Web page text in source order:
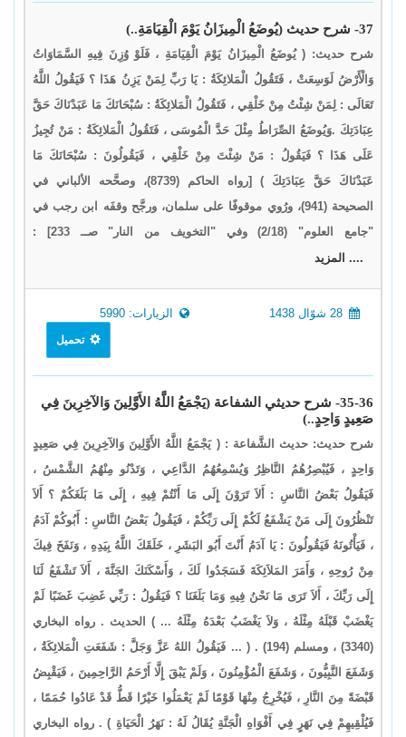
37- شرح حديث (يُوضَعُ الْمِيزَانُ يَوْمَ الْقِيَامَةِ..)
شرح حديث: ( يُوضَعُ الْمِيزَانُ يَوْمَ الْقِيَامَةِ ، فَلَوْ وُزِنَ فِيهِ السَّمَاوَاتُ
وَالْأَرْضُ لَوَسِعَتْ ، فَتَقُولُ الْمَلائِكَةُ : يَا رَبِّ لِمَنْ يَزِنُ هَذَا ؟ فَيَقُولُ اللَّهُ
تَعَالَى : لِمَنْ شِئْتُ مِنْ خَلْقِي ، فَتَقُولُ الْمَلائِكَةُ : سُبْحَانَكَ مَا عَبَدْنَاكَ حَقَّ
عِبَادَتِكَ .وَيُوضَعُ الصِّرَاطُ مِثْلَ حَدَّ الْمُوسَى ، فَتَقُولُ الْمَلائِكَةُ : مَنْ تُجِيزُ
عَلَى هَذَا ؟ فَيَقُولُ : مَنْ شِئْتَ مِنْ خَلْقِي ، فَيَقُولُونَ : سُبْحَانَكَ مَا
عَبَدْنَاكَ حَقَّ عِبَادَتِكَ ) [رواه الحاكم (8739)، وصحَّحه الألباني في
الصحيحة (941)، ورُوي موقوفًا على سلمان، ورجَّح وقفَه ابن رجب في
"جامع العلوم" (2/18) وفي "التخويف من النار" صــ 233] :
.... المزيد
الزيارات: 5990
تحميل
35-36- شرح حديثي الشفاعة (يَجْمَعُ اللَّهُ الأَوَّلِينَ وَالآخِرِينَ فِي
صَعِيدٍ وَاحِدٍ..)
شرح حديث: حديث الشَّفاعة : ( يَجْمَعُ اللَّهُ الأَوَّلِينَ وَالآخِرِينَ فِي صَعِيدٍ
وَاحِدٍ ، فَيُبْصِرُهُمُ النَّاظِرُ وَيُسْمِعُهُمُ الدَّاعِي ، وَتَدْنُو مِنْهُمُ الشَّمْسُ ،
فَيَقُولُ بَعْضُ النَّاسِ : أَلاَ تَرَوْنَ إِلَى مَا أَنْتُمْ فِيهِ ، إِلَى مَا بَلَغَكُمْ ؟ أَلاَ
تَنْظُرُونَ إِلَى مَنْ يَشْفَعُ لَكُمْ إِلَى رَبِّكُمْ ، فَيَقُولُ بَعْضُ النَّاسِ : أَبُوكُمْ آدَمُ
، فَيَأْتُونَهُ فَيَقُولُونَ : يَا آدَمُ أَنْتَ أَبُو البَشَرِ ، خَلَقَكَ اللَّهُ بِيَدِهِ ، وَنَفَخَ فِيكَ
مِنْ رُوحِهِ ، وَأَمَرَ المَلاَئِكَةَ فَسَجَدُوا لَكَ ، وَأَسْكَنَكَ الجَنَّةَ ، أَلاَ تَشْفَعُ لَنَا
إِلَى رَبِّكَ ، أَلاَ تَرَى مَا نَحْنُ فِيهِ وَمَا بَلَغَنَا ؟ فَيَقُولُ : رَبِّي غَضِبَ غَضَبًا لَمْ
يَغْضَبْ قَبْلَهُ مِثْلَهُ ، وَلاَ يَغْضَبُ بَعْدَهُ مِثْلَهُ ... ) الحديث . رواه البخاري
(3340) ، ومسلم (194) . ( ... فَيَقُولُ اللهُ عَزَّ وَجَلَّ : شَفَعَتِ الْمَلائِكَةُ ،
وَشَفَعَ النَّبِيُّونَ ، وَشَفَعَ الْمُؤْمِنُونَ ، وَلَمْ يَبْقَ إِلَّا أَرْحَمُ الرَّاحِمِينَ ، فَيَقْبِضُ
قَبْضَةً مِنَ النَّارِ ، فَيُخْرِجُ مِنْهَا قَوْمًا لَمْ يَعْمَلُوا خَيْرًا قَطُّ قَدْ عَادُوا حُمَمًا ،
فَيُلْقِيهِمْ فِي نَهَرٍ فِي أَفْوَاهِ الْجَنَّةِ يُقَالُ لَهُ : نَهَرُ الْحَيَاةِ ) . رواه البخاري